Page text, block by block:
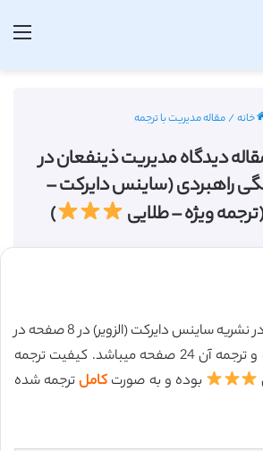
خانه/مقاله مدیریت با ترجمه
دیدگاه مدیریت ذینفعان در
راهبردی (ساینس دایرکت –
)
این مقاله انگلیسی ISI در نشریه ساینس دایرکت (الزویر) در 8 صفحه در
سال 2016 منتشر شده و ترجمه آن 24 صفحه میباشد. کیفیت ترجمه
بوده و به صورت کاملترجمه شده